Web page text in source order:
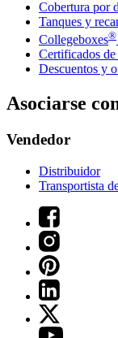
Cobertura por
Tanques y
Collegeboxes®
Certificados de
Descuentos y
Asociarse
Vendedor
Distribuidor
Transportista